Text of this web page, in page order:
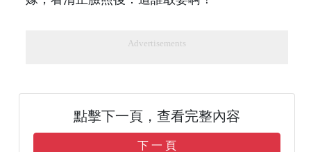
Advertisements
點擊下一頁，查看完整內容
下 一 頁